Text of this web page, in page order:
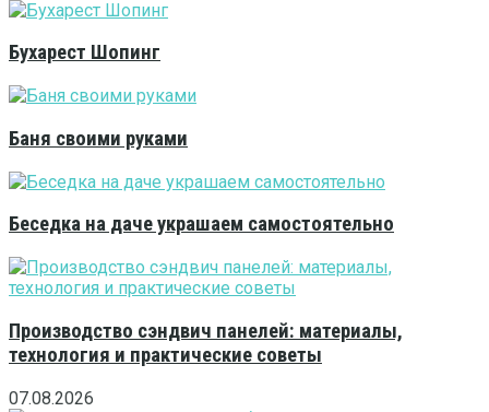
Бухарест Шопинг
Баня своими руками
Беседка на даче украшаем самостоятельно
Производство сэндвич панелей: материалы,
технология и практические советы
07.08.2026